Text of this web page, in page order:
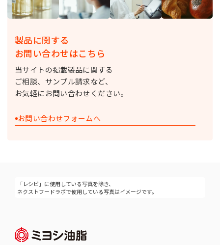
製品に関する
お問い合わせはこちら
当サイトの掲載製品に関する
ご相談、サンプル請求など、
お気軽にお問い合わせください。
お問い合わせフォームへ
「レシピ」に使用している写真を除き、
ネクストフードラボで使用している写真はイメージです。